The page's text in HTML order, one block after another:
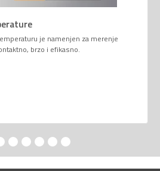
je namenjen za merenje
brzo i efikasno.